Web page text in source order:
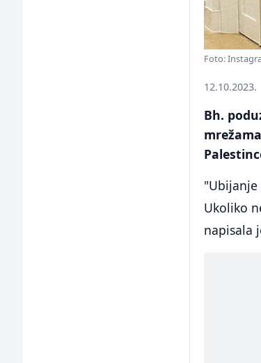
Foto:
12.10.2023.
Bh.
"Ubijanje
Ukoliko
napisala